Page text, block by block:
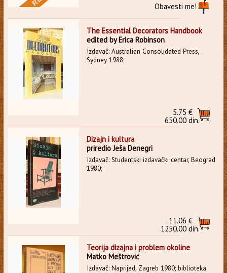
Obavesti me!
The Essential Decorators Handbook
edited by Erica Robinson
Izdavač: Australian Consolidated Press,
Sydney 1988;
5.75 €
650.00 din.
Dizajn i kultura
priredio Ješa Denegri
Izdavač: Studentski izdavački centar, Beograd
1980;
11.06 €
1250.00 din.
Teorija dizajna i problem okoline
Matko Meštrović
Izdavač: Naprijed, Zagreb 1980; biblioteka